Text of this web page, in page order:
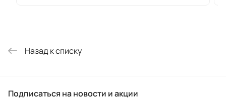
Назад к списку
Подписаться на новости и акции